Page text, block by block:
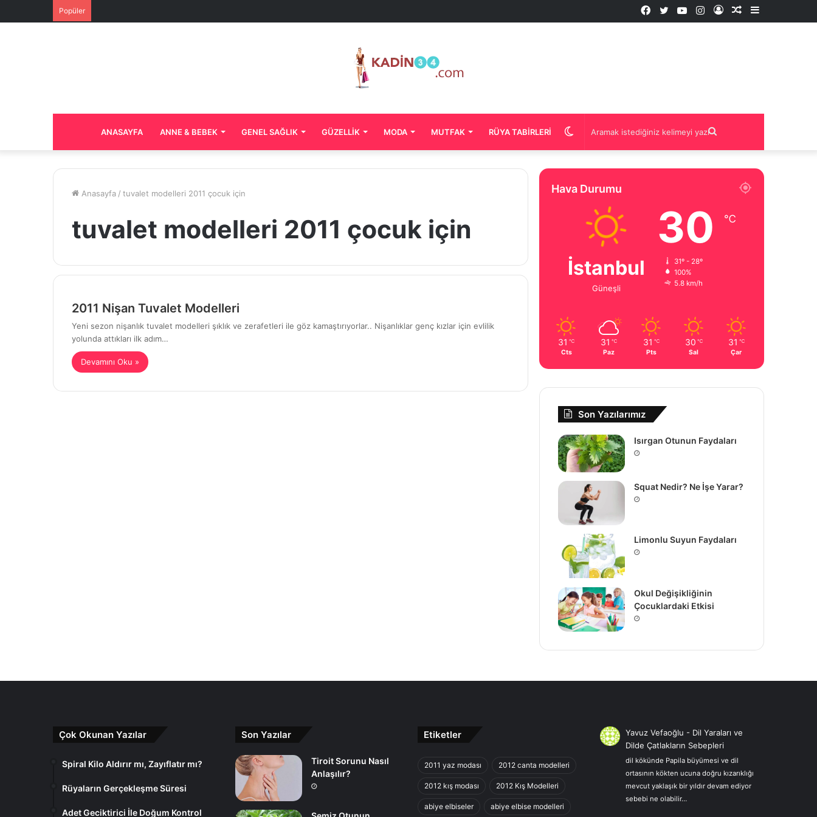
Popüler
Kenar
Rastgele
Kayıt
Instagram
YouTube
Twitter
Facebook
ANASAYFA ANNE & BEBEK GENEL SAĞLIK GÜZELLIK MODA MUTFAK RÜYA TABIRLERI Aramak
istediğiniz
görünümü
Anasayfa / tuvalet modelleri 2011 çocuk için
tuvalet modelleri 2011 çocuk için
2011 Nişan Tuvalet Modelleri
Yeni sezon nişanlık tuvalet modelleri şıklık ve zerafetleri ile göz kamaştırıyorlar.. Nişanlıklar genç kızlar için evlilik
yolunda attıkları ilk adım…
Devamını Oku »
Hava Durumu
İstanbul
Güneşli
30 ℃
31º - 28º
100%
5.8 km/h
31 ℃
Cts
31 ℃
Paz
31 ℃
Pts
30 ℃
Sal
31 ℃
Çar
Son Yazılarımız
Isırgan Otunun Faydaları
Squat Nedir? Ne İşe Yarar?
Limonlu Suyun Faydaları
Okul Değişikliğinin
Çocuklardaki Etkisi
Çok Okunan Yazılar
Spiral Kilo Aldırır mı, Zayıflatır mı?
Rüyaların Gerçekleşme Süresi
Adet Geciktirici İle Doğum Kontrol
Son Yazılar
Tiroit Sorunu Nasıl
Anlaşılır?
Etiketler
2011 yaz modası 2012 canta modelleri
2012 kış modası 2012 Kış Modelleri
abiye elbiseler abiye elbise modelleri
Yavuz Vefaoğlu - Dil Yaraları ve
Dilde Çatlakların Sebepleri
dil kökünde Papila büyümesi ve dil
ortasının kökten ucuna doğru kızarıklığı
mevcut yaklaşık bir yıldır devam ediyor
sebebi ne olabilir…